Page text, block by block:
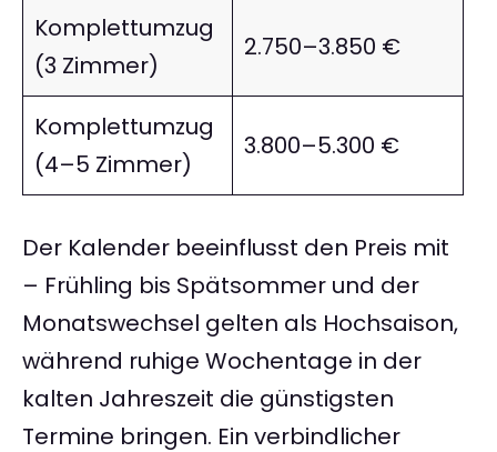
Komplettumzug
(3 Zimmer)
2.750–3.850 €
Komplettumzug
(4–5 Zimmer)
3.800–5.300 €
Der Kalender beeinflusst den Preis mit
– Frühling bis Spätsommer und der
Monatswechsel gelten als Hochsaison,
während ruhige Wochentage in der
kalten Jahreszeit die günstigsten
Termine bringen. Ein verbindlicher